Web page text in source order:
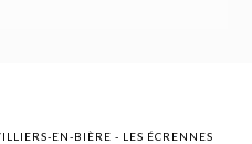
EN-BIÈRE - LES ÉCRENNES